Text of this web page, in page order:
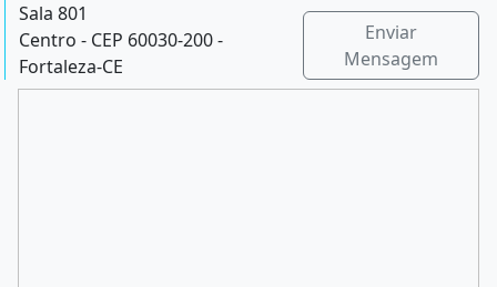
Sala 801
Centro - CEP 60030-200 -
Fortaleza-CE
Enviar
Mensagem